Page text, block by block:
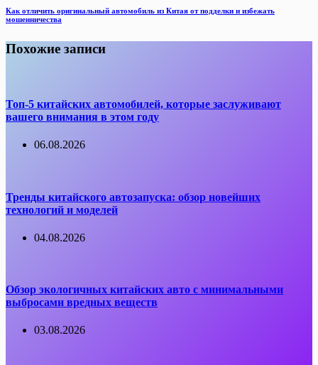
Как отличить оригинальный автомобиль из Китая от подделки и избежать
мошенничества
Похожие записи
Топ-5 китайских автомобилей, которые заслуживают
вашего внимания в этом году
06.08.2026
Тренды китайского автозапуска: обзор новейших
технологий и моделей
04.08.2026
Обзор экологичных китайских авто с минимальными
выбросами вредных веществ
03.08.2026